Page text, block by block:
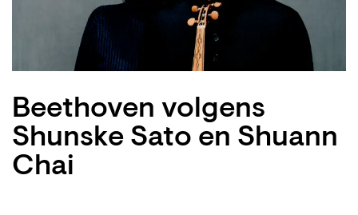
Beethoven volgens
Shunske Sato en Shuann
Chai